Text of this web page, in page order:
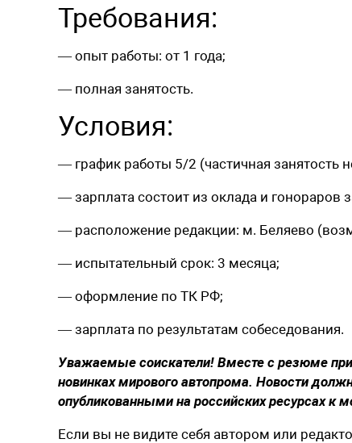
Требования:
— опыт работы: от 1 года;
— полная занятость.
Условия:
— график работы 5/2 (частичная занятость
— зарплата состоит из оклада и гонораров
— расположение редакции: м. Беляево
— испытательный срок: 3 месяца;
— оформление по ТК РФ;
— зарплата по результатам собеседования.
Уважаемые соискатели! Вместе с резюме
новинках мирового автопрома. Новости
опубликованными на российских ресурсах к
Если вы не видите себя автором или